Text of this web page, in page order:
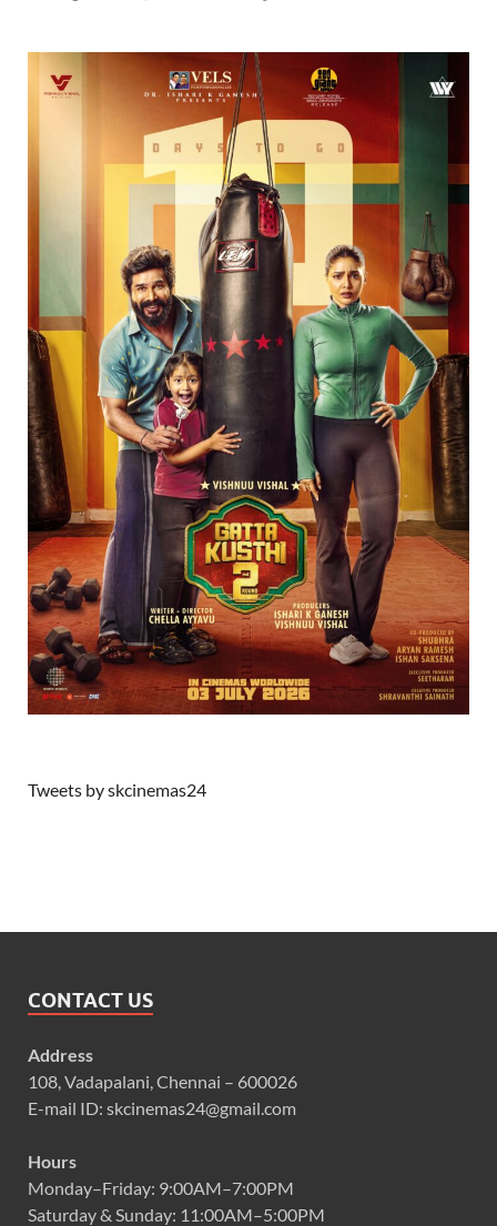
Tweets by skcinemas24
CONTACT US
Address
108, Vadapalani, Chennai – 600026
E-mail ID: skcinemas24@gmail.com
Hours
Monday–Friday: 9:00AM–7:00PM
Saturday & Sunday: 11:00AM–5:00PM